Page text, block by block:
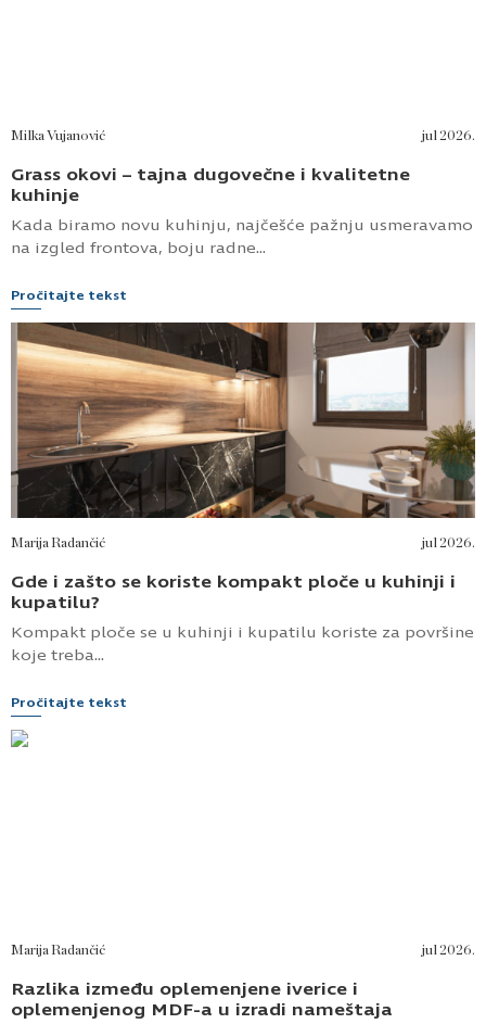
Milka Vujanović jul 2026.
Grass okovi – tajna dugovečne i kvalitetne
kuhinje
Kada biramo novu kuhinju, najčešće pažnju usmeravamo
na izgled frontova, boju radne...
Pročitajte tekst
Marija Radančić jul 2026.
Gde i zašto se koriste kompakt ploče u kuhinji i
kupatilu?
Kompakt ploče se u kuhinji i kupatilu koriste za površine
koje treba...
Pročitajte tekst
Marija Radančić jul 2026.
Razlika između oplemenjene iverice i
oplemenjenog MDF-a u izradi nameštaja